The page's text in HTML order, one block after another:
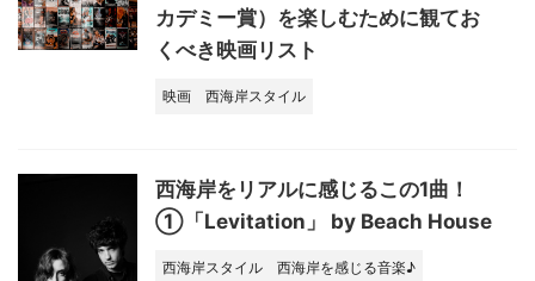
カデミー賞）を楽しむために観てお
くべき映画リスト
映画 西海岸スタイル
西海岸をリアルに感じるこの1曲！
①「Levitation」 by Beach House
西海岸スタイル 西海岸を感じる音楽♪